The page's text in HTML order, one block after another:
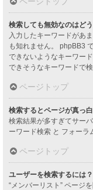
検索しても無効なのはど
入力したキーワードがあ
も知れません。 phpBB3
できないようなキーワー
できそうなキーワードで
ページトップ
検索するとページが真っ
検索結果が多すぎてサー
ーワード検索 と フォーラ
ページトップ
ユーザーを検索するには？
“メンバーリスト” ページ